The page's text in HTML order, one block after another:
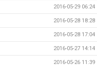
2016-05-29 06:24
2016-05-28 18:28
2016-05-28 17:04
2016-05-27 14:14
2016-05-26 11:39